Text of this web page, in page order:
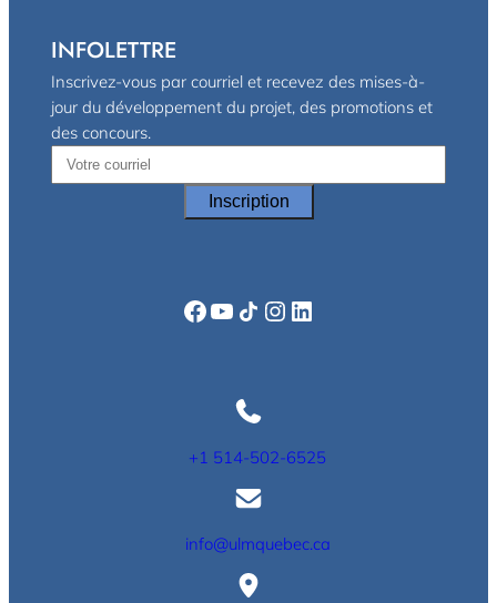
INFOLETTRE
Inscrivez-vous par courriel et recevez des mises-à-
jour du développement du projet, des promotions et
des concours.
Facebook
YouTube
Icône de partage
Instagram
LinkedIn
+1 514-502-6525
info@ulmquebec.ca